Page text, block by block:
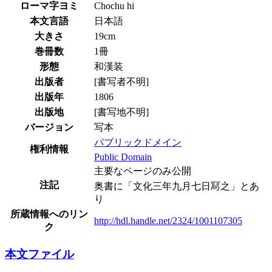
ローマ字ヨミ
Chochu hi
本文言語
日本語
大きさ
19cm
巻冊数
1冊
形態
和漢装
出版者
[書写者不明]
出版年
1806
出版地
[書写地不明]
バージョン
写本
権利情報
パブリックドメイン
Public Domain
注記
主要なページのみ公開
奥書に「文化三年九月七日冩之」とあ
り
所蔵情報へのリン
ク
http://hdl.handle.net/2324/1001107305
本文ファイル